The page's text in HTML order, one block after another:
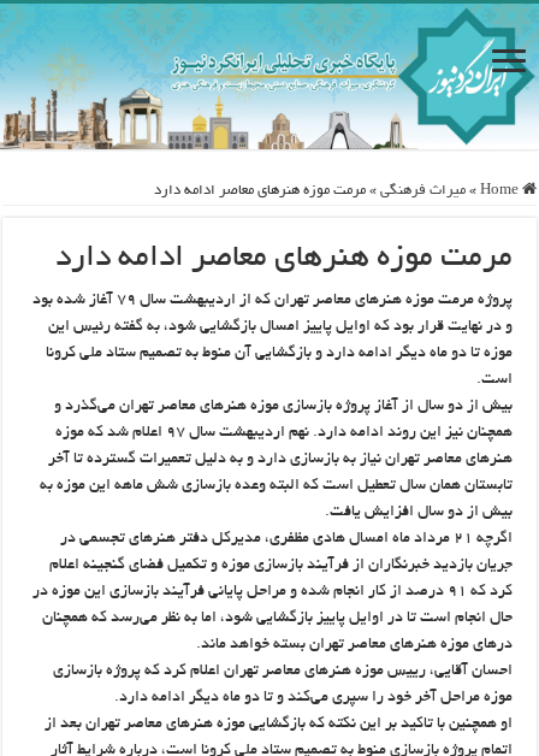
Home
» ميراث فرهنگی » مرمت موزه هنرهای معاصر ادامه دارد
مرمت موزه هنرهای معاصر ادامه دارد
پروژه مرمت موزه هنرهای معاصر تهران که از اردیبهشت سال ۷۹ آغاز شده بود
و در نهایت قرار بود که اوایل پاییز امسال بازگشایی شود، به گفته رئیس این
موزه تا دو ماه دیگر ادامه دارد و بازگشایی آن منوط به تصمیم ستاد ملی کرونا
است.
بیش از دو سال از آغاز پروژه بازسازی موزه هنرهای معاصر تهران می‌گذرد و
همچنان نیز این روند ادامه دارد. نهم اردیبهشت سال ۹۷ اعلام شد که موزه
هنرهای معاصر تهران نیاز به بازسازی دارد و به دلیل تعمیرات گسترده تا آخر
تابستان همان سال تعطیل است که البته وعده بازسازی شش ماهه این موزه به
بیش از دو سال افزایش یافت.
اگرچه ۲۱ مرداد ماه امسال هادی مظفری، مدیرکل دفتر هنرهای تجسمی در
جریان بازدید خبرنگاران از فرآیند بازسازی موزه و تکمیل فضای گنجینه اعلام
کرد که ۹۱ درصد از کار انجام شده و مراحل پایانی فرآیند بازسازی این موزه در
حال انجام است تا در اوایل پاییز بازگشایی شود، اما به نظر می‌رسد که همچنان
درهای موزه هنرهای معاصر تهران بسته خواهد ماند.
احسان آقایی، رییس موزه هنرهای معاصر تهران اعلام کرد که پروژه بازسازی
موزه مراحل آخر خود را سپری می‌کند و تا دو ماه دیگر ادامه دارد.
او همچنین با تاکید بر این نکته که بازگشایی موزه هنرهای معاصر تهران بعد از
اتمام پروژه بازسازی منوط به تصمیم ستاد ملی کرونا است، درباره شرایط آثار